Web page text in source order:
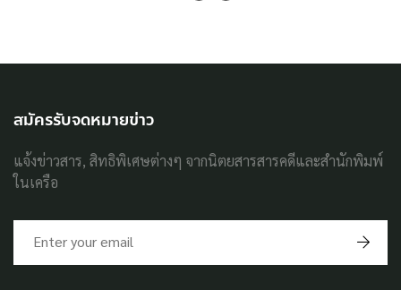
สมัครรับจดหมายข่าว
แจ้งข่าวสาร, สิทธิพิเศษต่างๆ จากนิตยสารสารคดีและสำนักพิมพ์
ในเครือ